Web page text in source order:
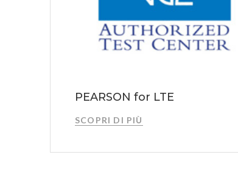
PEARSON for LTE
SCOPRI DI PIÙ